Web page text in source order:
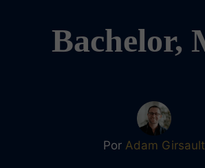
Bachelor,
Por Adam Girsault